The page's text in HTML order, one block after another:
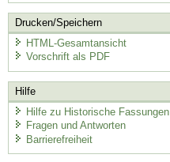
Drucken/Speichern
HTML-Gesamtansicht
Vorschrift als PDF
Hilfe
Hilfe zu Historische Fassungen
Fragen und Antworten
Barrierefreiheit